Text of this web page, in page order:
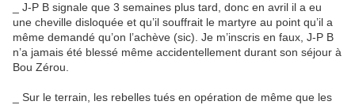
_ J-P B signale que 3 semaines plus tard, donc en avril il a eu
une cheville disloquée et qu’il souffrait le martyre au point qu’il a
même demandé qu’on l’achève (sic). Je m’inscris en faux, J-P B
n’a jamais été blessé même accidentellement durant son séjour à
Bou Zérou.
_ Sur le terrain, les rebelles tués en opération de même que les